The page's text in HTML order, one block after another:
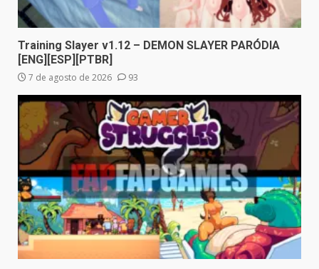
Training Slayer v1.12 – DEMON SLAYER PARÓDIA
[ENG][ESP][PTBR]
7 de agosto de 2026 93